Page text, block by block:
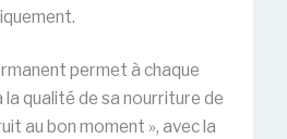
permet à chaque
qualité de sa nourriture de
au bon moment », avec la